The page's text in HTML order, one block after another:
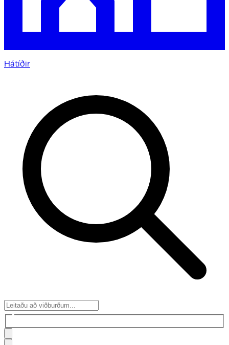
Hátíðir